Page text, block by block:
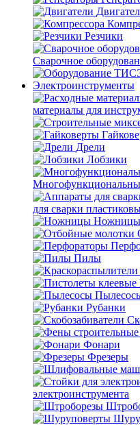
Резчики
Сварочное
Электроинструменты
материалы для
Дрели
Лобзики
для сварки
Ножницы
Пилы
Рубанки
Фонари
Фрезеры
электроинструмента